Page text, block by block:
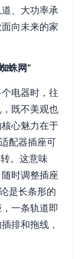
、大功率承
向未来的家
蛛网”
电器时，往
既不美观也
心魅力在于
配器插座可
。这意味
时调整插座
是长条形的
一条轨道即
排和拖线，